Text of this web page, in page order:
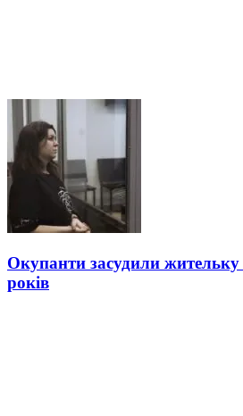
Окупанти засудили
років